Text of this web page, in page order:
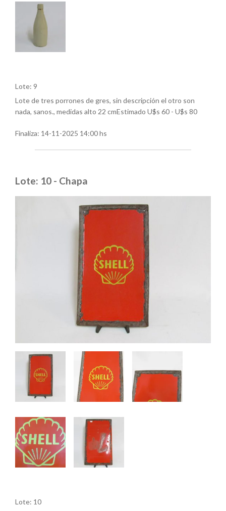
Lote: 9
Lote de tres porrones de gres, sin descripción el otro son
nada, sanos., medidas alto 22 cmEstimado U$s 60 - U$s 80
Finaliza: 14-11-2025 14:00 hs
Lote: 10 - Chapa
Lote: 10